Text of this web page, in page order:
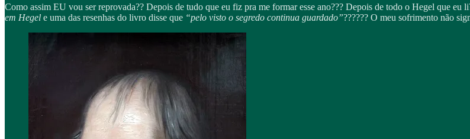
Como assim EU vou ser reprovada?? Depois de tudo que eu fiz pra me formar esse ano??? Depois de todo o Hegel que eu
em Hegel e uma das resenhas do livro disse que “pelo visto o segredo continua guardado”?????? O meu sofrimento não